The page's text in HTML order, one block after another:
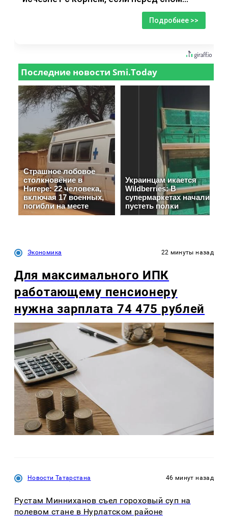
Подробнее >>
Экономика 22 минуты назад
Для максимального ИПК
работающему пенсионеру
нужна зарплата 74 475 рублей
Новости Татарстана 46 минут назад
Рустам Минниханов съел гороховый суп на
полевом стане в Нурлатском районе